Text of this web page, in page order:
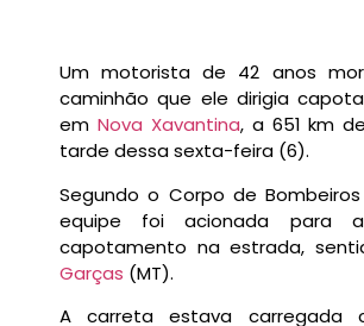
Um motorista de 42 anos
caminhão que ele dirigia
em Nova Xavantina, a 651 km
tarde dessa sexta-feira (6).
Segundo o Corpo de
equipe foi acionada para
capotamento na estrada,
Garças (MT).
A carreta estava carregada